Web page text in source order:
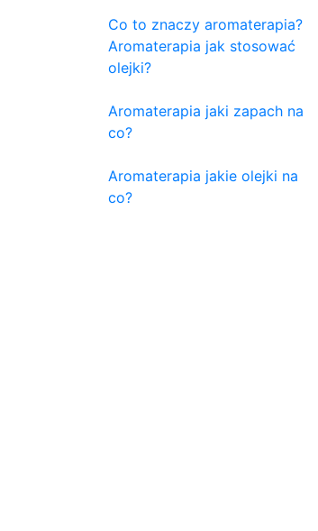
Co to znaczy aromaterapia?
Aromaterapia jak stosować
olejki?
Aromaterapia jaki zapach na
co?
Aromaterapia jakie olejki na
co?